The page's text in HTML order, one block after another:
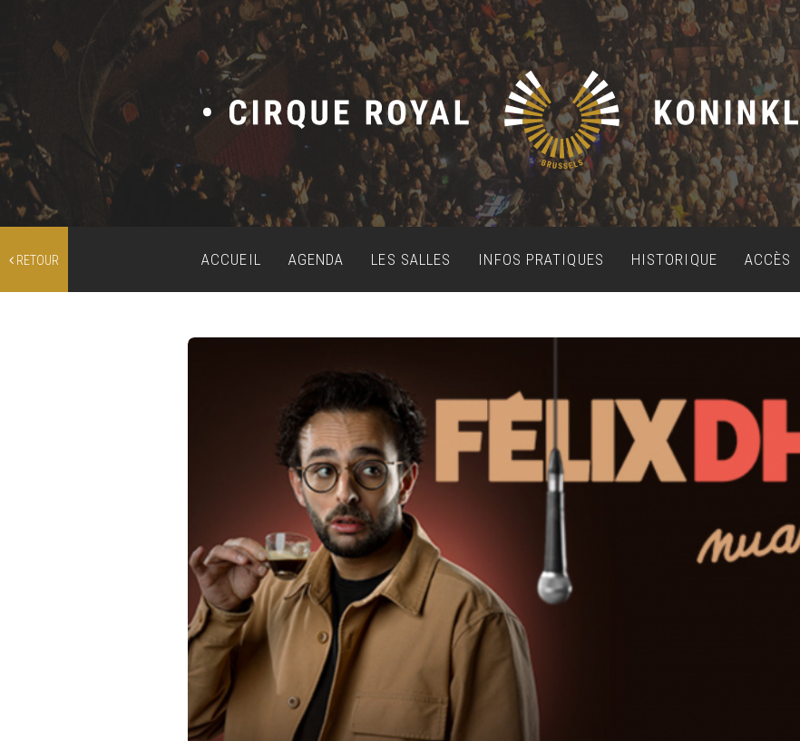
RETOUR ACCUEIL AGENDA LES SALLES INFOS PRATIQUES HISTORIQUE ACCÈS